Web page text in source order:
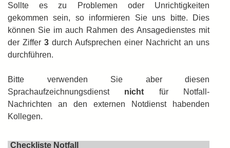
Sollte es zu Problemen oder Unrichtigkeiten
gekommen sein, so informieren Sie uns bitte. Dies
können Sie im auch Rahmen des Ansagedienstes mit
der Ziffer 3 durch Auf­sprechen einer Nachricht an uns
durch­führen.
Bitte verwenden Sie aber diesen
Sprachaufzeichnungsdienst nicht für Notfall-
Nachrichten an den externen Notdienst habenden
Kollegen.
Checkliste Notfall